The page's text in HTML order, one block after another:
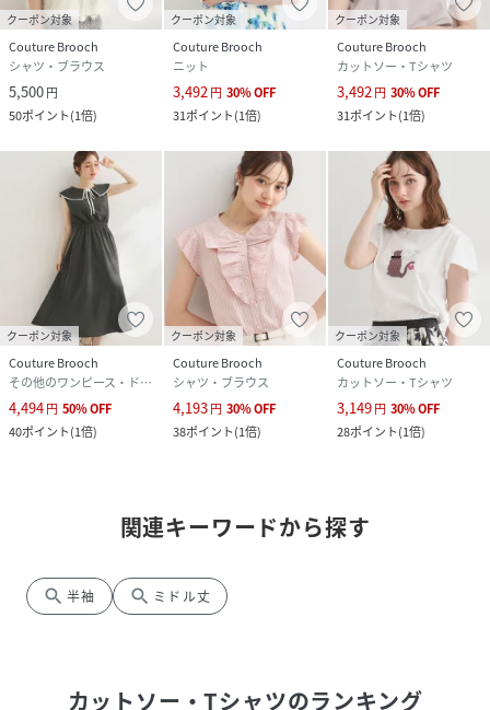
クーポン対象
Couture Brooch
シャツ・ブラウス
5,500円
50ポイント(1倍)
クーポン対象
Couture Brooch
ニット
3,492円 30%OFF
31ポイント(1倍)
クーポン対象
Couture Brooch
カットソー・Tシャツ
3,492円 30%OFF
31ポイント(1倍)
クーポン対象
Couture Brooch
その他のワンピース・ドレス
4,494円 50%OFF
40ポイント(1倍)
クーポン対象
Couture Brooch
シャツ・ブラウス
4,193円 30%OFF
38ポイント(1倍)
クーポン対象
Couture Brooch
カットソー・Tシャツ
3,149円 30%OFF
28ポイント(1倍)
関連キーワードから探す
search 半袖 search ミドル丈
カットソー・Tシャツのランキング